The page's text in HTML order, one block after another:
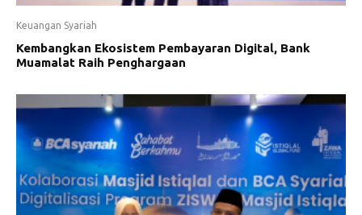
Keuangan Syariah
Kembangkan Ekosistem Pembayaran Digital, Bank
Muamalat Raih Penghargaan